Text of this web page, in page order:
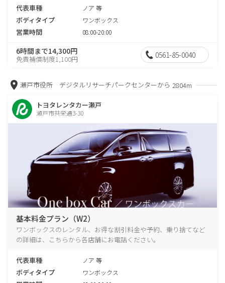
代表車種 ノア 等
ボディタイプ ワンボックス
営業時間 08:00-20:00
6時間まで14,300円
免責補償制度1,100円 0561-85-0040
瀬戸市役所 デジタルリサーチパークセンターから 2804m
トヨタレンタカー瀬戸
瀬戸市共栄通3-30
基本料金プラン（W2）
ワンボックスのレンタル、お得な割引料金や予約、乗り捨てなど
の詳細は、こちらから各店舗にお電話ください。
代表車種 ノア 等
ボディタイプ ワンボックス